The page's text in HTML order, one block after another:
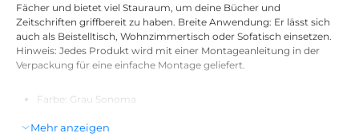
Fächer und bietet viel Stauraum, um deine Bücher und
Zeitschriften griffbereit zu haben. Breite Anwendung: Er lässt sich
auch als Beistelltisch, Wohnzimmertisch oder Sofatisch einsetzen.
Hinweis: Jedes Produkt wird mit einer Montageanleitung in der
Verpackung für eine einfache Montage geliefert.
Farbe: Grau Sonoma
Abmessungen: 89,5 x 50 x 40 cm (B x T x H)
Mehr anzeigen